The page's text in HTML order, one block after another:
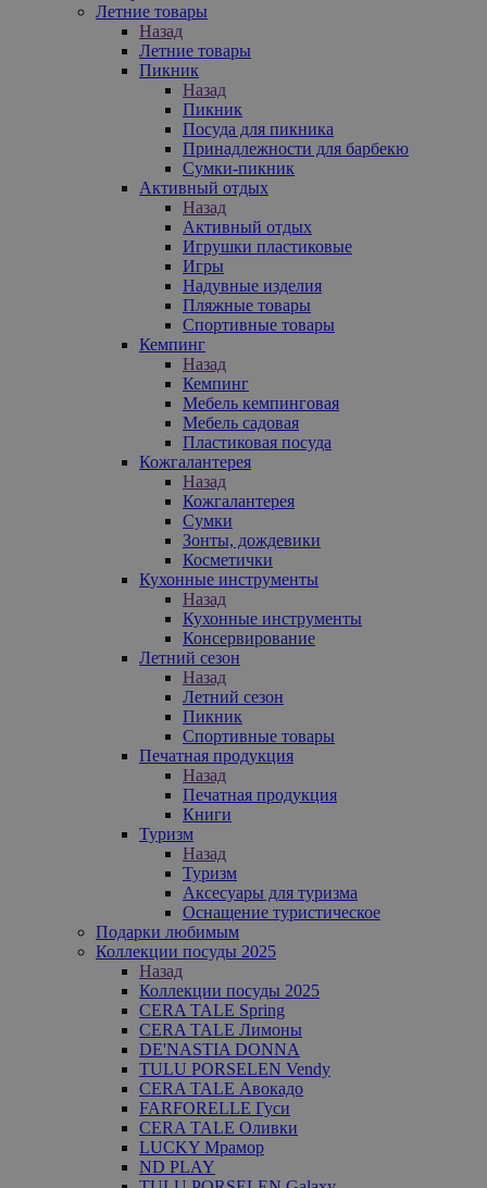
Летние товары
Назад
Летние товары
Пикник
Назад
Пикник
Посуда для пикника
Принадлежности для барбекю
Сумки-пикник
Активный отдых
Назад
Активный отдых
Игрушки пластиковые
Игры
Надувные изделия
Пляжные товары
Спортивные товары
Кемпинг
Назад
Кемпинг
Мебель кемпинговая
Мебель садовая
Пластиковая посуда
Кожгалантерея
Назад
Кожгалантерея
Сумки
Зонты, дождевики
Косметички
Кухонные инструменты
Назад
Кухонные инструменты
Консервирование
Летний сезон
Назад
Летний сезон
Пикник
Спортивные товары
Печатная продукция
Назад
Печатная продукция
Книги
Туризм
Назад
Туризм
Аксесуары для туризма
Оснащение туристическое
Подарки любимым
Коллекции посуды 2025
Назад
Коллекции посуды 2025
CERA TALE Spring
CERA TALE Лимоны
DE'NASTIA DONNA
TULU PORSELEN Vendy
CERA TALE Авокадо
FARFORELLE Гуси
CERA TALE Оливки
LUCKY Мрамор
ND PLAY